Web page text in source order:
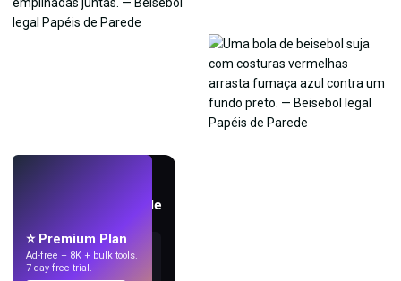
Crie papéis de parede
⭐ Premium Plan
Ad-free + 8K + bulk tools.
7-day free trial.